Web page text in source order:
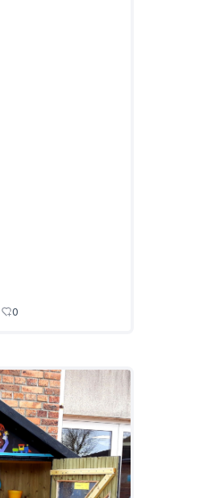
0